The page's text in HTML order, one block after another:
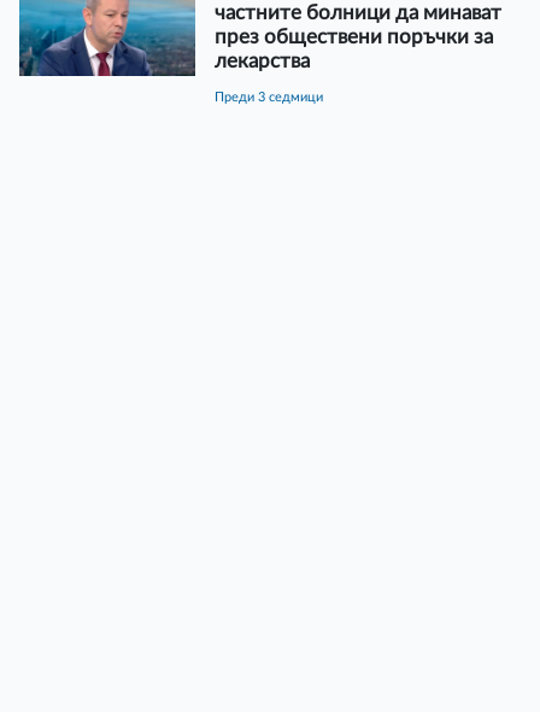
частните болници да минават
през обществени поръчки за
лекарства
преди 3 седмици